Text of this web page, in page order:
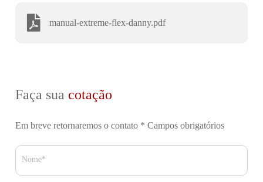
manual-extreme-flex-danny.pdf
Faça sua cotação
Em breve retornaremos o contato * Campos obrigatórios
Nome*